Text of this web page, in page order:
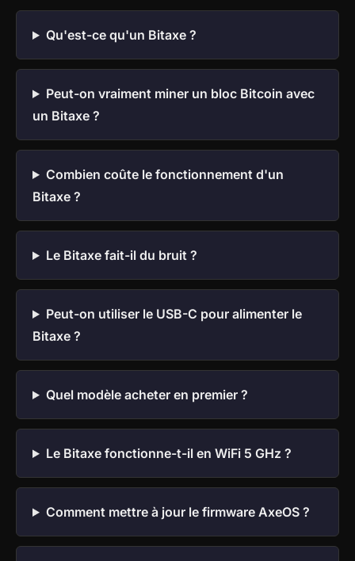
Qu'est-ce qu'un Bitaxe ?
Peut-on vraiment miner un bloc Bitcoin avec
un Bitaxe ?
Combien coûte le fonctionnement d'un
Bitaxe ?
Le Bitaxe fait-il du bruit ?
Peut-on utiliser le USB-C pour alimenter le
Bitaxe ?
Quel modèle acheter en premier ?
Le Bitaxe fonctionne-t-il en WiFi 5 GHz ?
Comment mettre à jour le firmware AxeOS ?